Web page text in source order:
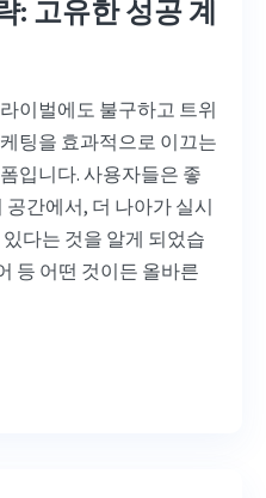
: 고유한 성공 계
이벌에도 불구하고 트위
팅을 효과적으로 이끄는
입니다. 사용자들은 좋
간에서, 더 나아가 실시
다는 것을 알게 되었습
등 어떤 것이든 올바른